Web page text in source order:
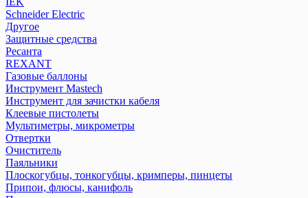
Schneider Electric
Другое
Защитные средства
Ресанта
REXANT
Газовые баллоны
Инструмент Mastech
Инструмент для зачистки кабеля
Клеевые пистолеты
Мультиметры, микрометры
Отвертки
Очиститель
Паяльники
Плоскогубцы, тонкогубцы, кримперы, пинцеты
Припои, флюсы, канифоль